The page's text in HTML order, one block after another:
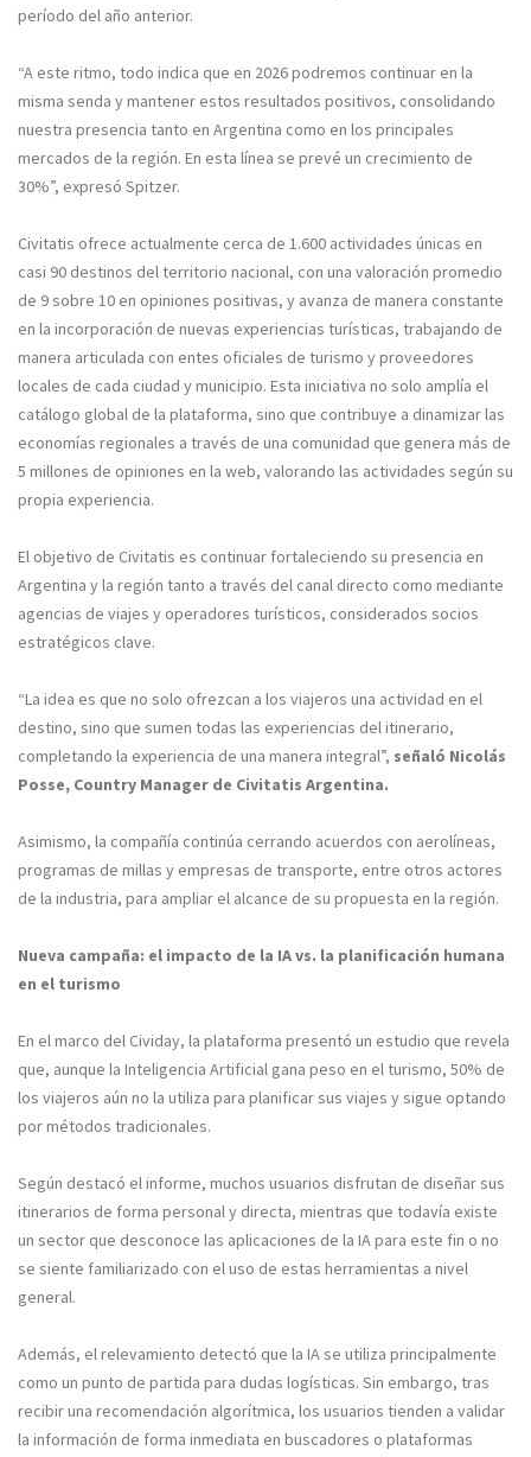
período del año anterior.
“A este ritmo, todo indica que en 2026 podremos continuar en la
misma senda y mantener estos resultados positivos, consolidando
nuestra presencia tanto en Argentina como en los principales
mercados de la región. En esta línea se prevé un crecimiento de
30%”, expresó Spitzer.
Civitatis ofrece actualmente cerca de 1.600 actividades únicas en
casi 90 destinos del territorio nacional, con una valoración promedio
de 9 sobre 10 en opiniones positivas, y avanza de manera constante
en la incorporación de nuevas experiencias turísticas, trabajando de
manera articulada con entes oficiales de turismo y proveedores
locales de cada ciudad y municipio. Esta iniciativa no solo amplía el
catálogo global de la plataforma, sino que contribuye a dinamizar las
economías regionales a través de una comunidad que genera más de
5 millones de opiniones en la web, valorando las actividades según su
propia experiencia.
El objetivo de Civitatis es continuar fortaleciendo su presencia en
Argentina y la región tanto a través del canal directo como mediante
agencias de viajes y operadores turísticos, considerados socios
estratégicos clave.
“La idea es que no solo ofrezcan a los viajeros una actividad en el
destino, sino que sumen todas las experiencias del itinerario,
completando la experiencia de una manera integral”, señaló Nicolás
Posse, Country Manager de Civitatis Argentina.
Asimismo, la compañía continúa cerrando acuerdos con aerolíneas,
programas de millas y empresas de transporte, entre otros actores
de la industria, para ampliar el alcance de su propuesta en la región.
Nueva campaña: el impacto de la IA vs. la planificación humana
en el turismo
En el marco del Cividay, la plataforma presentó un estudio que revela
que, aunque la Inteligencia Artificial gana peso en el turismo, 50% de
los viajeros aún no la utiliza para planificar sus viajes y sigue optando
por métodos tradicionales.
Según destacó el informe, muchos usuarios disfrutan de diseñar sus
itinerarios de forma personal y directa, mientras que todavía existe
un sector que desconoce las aplicaciones de la IA para este fin o no
se siente familiarizado con el uso de estas herramientas a nivel
general.
Además, el relevamiento detectó que la IA se utiliza principalmente
como un punto de partida para dudas logísticas. Sin embargo, tras
recibir una recomendación algorítmica, los usuarios tienden a validar
la información de forma inmediata en buscadores o plataformas